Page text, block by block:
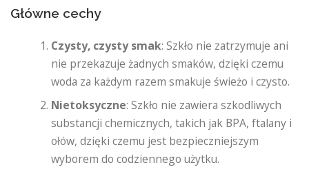
Główne cechy
Czysty, czysty smak: Szkło nie zatrzymuje ani
nie przekazuje żadnych smaków, dzięki czemu
woda za każdym razem smakuje świeżo i czysto.
Nietoksyczne: Szkło nie zawiera szkodliwych
substancji chemicznych, takich jak BPA, ftalany i
ołów, dzięki czemu jest bezpieczniejszym
wyborem do codziennego użytku.